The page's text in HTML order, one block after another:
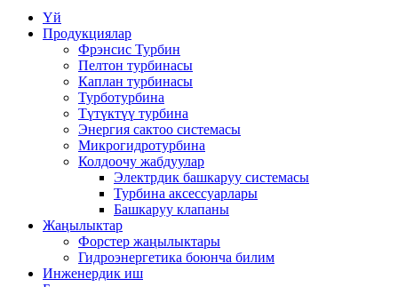
Үй
Продукциялар
Фрэнсис Турбин
Пелтон турбинасы
Каплан турбинасы
Турботурбина
Түтүктүү турбина
Энергия сактоо системасы
Микрогидротурбина
Колдоочу жабдуулар
Электрдик башкаруу системасы
Турбина аксессуарлары
Башкаруу клапаны
Жаңылыктар
Форстер жаңылыктары
Гидроэнергетика боюнча билим
Инженердик иш